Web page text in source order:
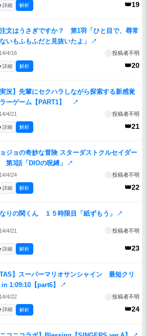
👑19
詳細 解析
文はうさぎですか？ 第1羽「ひと目で、尋常
いもふもふだと見抜いたよ」
↗
4/16 投稿者不明
👑20
詳細 解析
実況】先輩にセクハラしながら探索する新感覚
ーゲーム【PART1】
↗
4/21 投稿者不明
👑21
詳細 解析
ジョの奇妙な冒険 スターダストクルセイダー
第3話「DIOの呪縛」
↗
4/24 投稿者不明
👑22
詳細 解析
りの関くん １５時限目「紙ずもう」 ↗
4/21 投稿者不明
👑23
詳細 解析
TAS】スーパーマリオサンシャイン 最短クリ
in 1:09:10【part6】
↗
4/22 投稿者不明
👑24
詳細 解析